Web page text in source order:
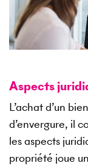
Aspects
L’achat d’un
d’envergure, il
les aspects
propriété joue